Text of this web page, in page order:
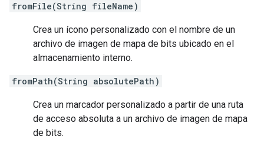
fromFile(String fileName)
Crea un ícono personalizado con el nombre de un
archivo de imagen de mapa de bits ubicado en el
almacenamiento interno.
fromPath(String absolutePath)
Crea un marcador personalizado a partir de una ruta
de acceso absoluta a un archivo de imagen de mapa
de bits.